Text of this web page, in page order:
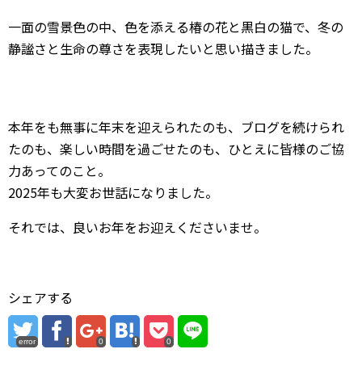
一面の雪景色の中、色を添える椿の花と黒白の猫で、冬の
静謐さと生命の尊さを表現したいと思い描きました。
本年をも無事に年末を迎えられたのも、ブログを続けられ
たのも、楽しい時間を過ごせたのも、ひとえに皆様のご協
力あってのこと。
2025年も大変お世話になりました。
それでは、良いお年をお迎えくださいませ。
シェアする
error 0 0